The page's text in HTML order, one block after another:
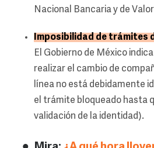
Nacional Bancaria y de
Imposibilidad de trámites
El Gobierno de México
realizar el cambio de
línea no está debidamente
el trámite bloqueado hasta
validación de la identidad).